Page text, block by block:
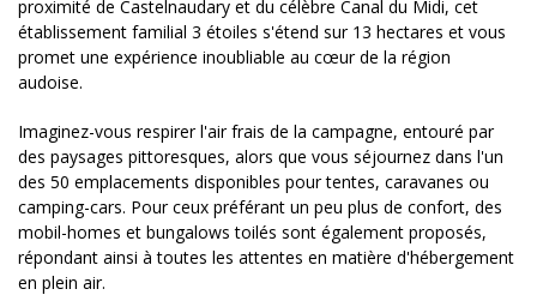
proximité de Castelnaudary et du célèbre Canal du Midi, cet
établissement familial 3 étoiles s'étend sur 13 hectares et vous
promet une expérience inoubliable au cœur de la région
audoise.
Imaginez-vous respirer l'air frais de la campagne, entouré par
des paysages pittoresques, alors que vous séjournez dans l'un
des 50 emplacements disponibles pour tentes, caravanes ou
camping-cars. Pour ceux préférant un peu plus de confort, des
mobil-homes et bungalows toilés sont également proposés,
répondant ainsi à toutes les attentes en matière d'hébergement
en plein air.